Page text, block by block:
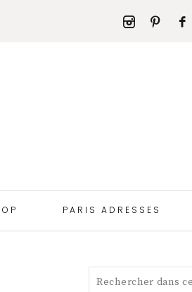
PARIS ADRESSES